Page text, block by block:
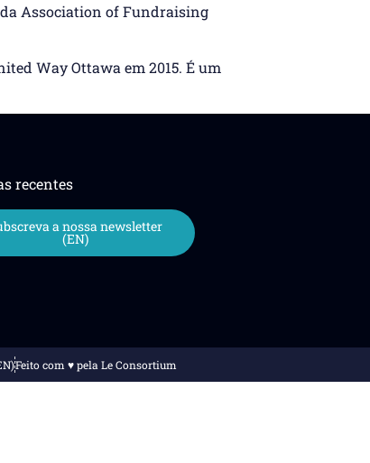
Association of Fundraising
Way Ottawa em 2015. É um
recentes
a nossa newsletter
(EN)
Feito com ♥️ pela Le Consortium